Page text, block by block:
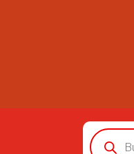
Búsqueda
de